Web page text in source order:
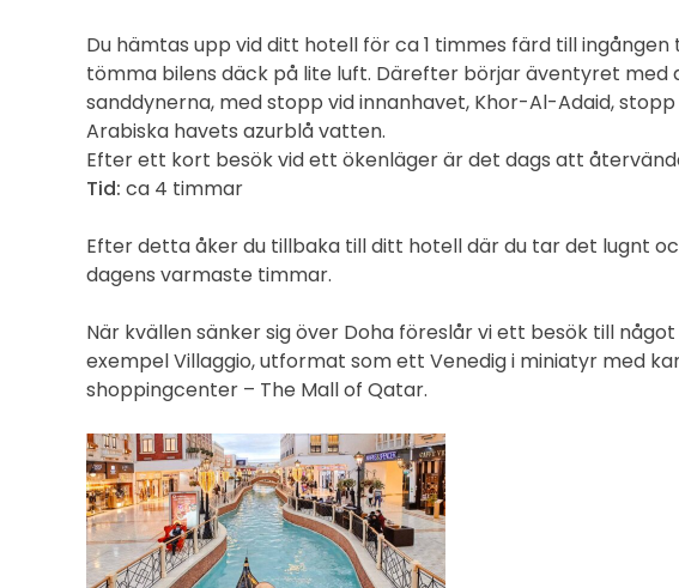
Du hämtas upp vid ditt hotell för ca 1 timmes färd till
tömma bilens däck på lite luft. Därefter börjar äventyret med
sanddynerna, med stopp vid innanhavet, Khor-Al-Adaid,
Arabiska havets azurblå vatten.
Efter ett kort besök vid ett ökenläger är det dags att
Tid: ca 4 timmar
Efter detta åker du tillbaka till ditt hotell där du tar det lugnt
dagens varmaste timmar.
När kvällen sänker sig över Doha föreslår vi ett besök till
exempel Villaggio, utformat som ett Venedig i miniatyr med
shoppingcenter – The Mall of Qatar.